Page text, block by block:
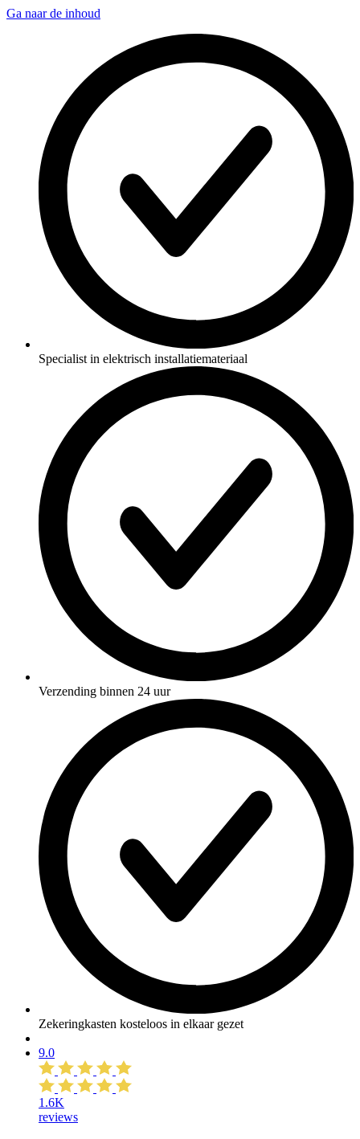
Ga naar de inhoud
Specialist in elektrisch installatiemateriaal
Verzending binnen 24 uur
Zekeringkasten kosteloos in elkaar gezet
9.0
1.6K
reviews